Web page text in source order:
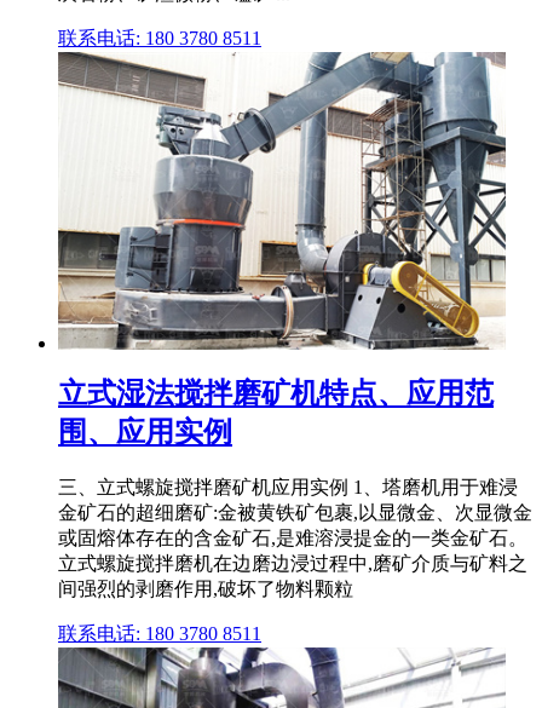
联系电话: 180 3780 8511
立式湿法搅拌磨矿机特点、应用范
围、应用实例
三、立式螺旋搅拌磨矿机应用实例 1、塔磨机用于难浸
金矿石的超细磨矿:金被黄铁矿包裹,以显微金、次显微金
或固熔体存在的含金矿石,是难溶浸提金的一类金矿石。
立式螺旋搅拌磨机在边磨边浸过程中,磨矿介质与矿料之
间强烈的剥磨作用,破坏了物料颗粒
联系电话: 180 3780 8511